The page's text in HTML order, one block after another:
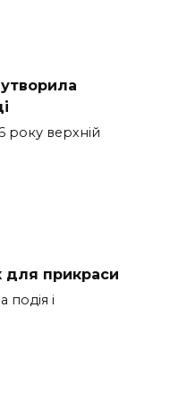
року верхній
для прикраси
і